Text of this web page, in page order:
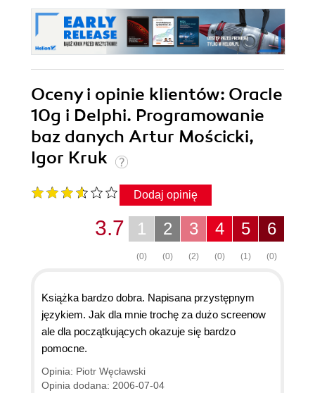
Oceny i opinie klientów: Oracle
10g i Delphi. Programowanie
baz danych Artur Mościcki,
Igor Kruk
Dodaj opinię
6
(0)
5
(1)
4
(0)
3
(2)
2
(0)
1
(0)
3.7
Książka bardzo dobra. Napisana przystępnym
językiem. Jak dla mnie trochę za dużo screenow
ale dla początkujących okazuje się bardzo
pomocne.
Opinia: Piotr Węcławski
Opinia dodana: 2006-07-04